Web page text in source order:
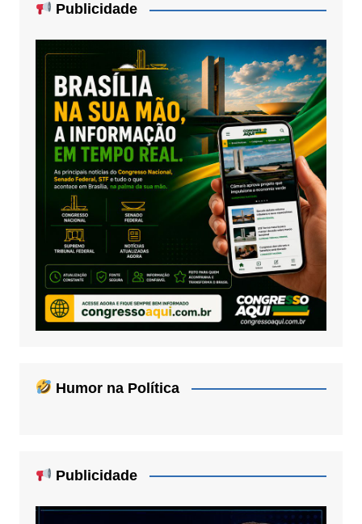
Publicidade
Humor na Política
Publicidade